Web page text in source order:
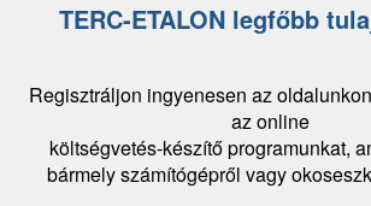
TERC-ETALON legfőbb
Regisztráljon ingyenesen az
az online
költségvetés-készítő programunkat,
bármely számítógépről vagy